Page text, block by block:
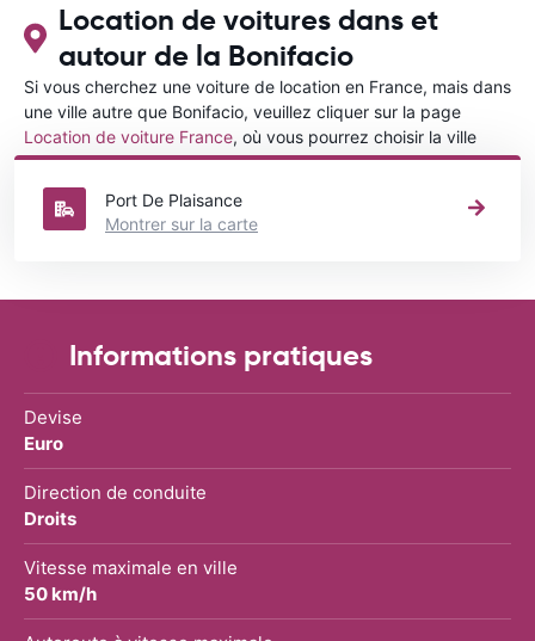
Location de voitures dans et
autour de la Bonifacio
Si vous cherchez une voiture de location en France, mais dans
une ville autre que Bonifacio, veuillez cliquer sur la page
Location de voiture France, où vous pourrez choisir la ville
dans le France où vous souhaitez louer une voiture.
Port De Plaisance
Montrer sur la carte
Informations pratiques
Devise
Euro
Direction de conduite
Droits
Vitesse maximale en ville
50 km/h